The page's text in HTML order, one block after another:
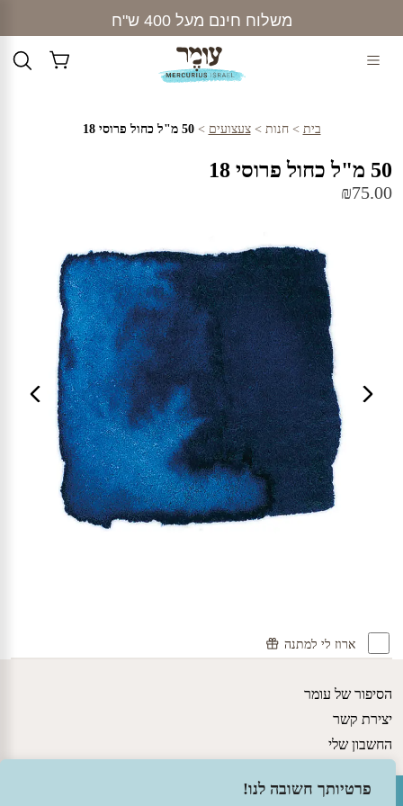
פתח סרגל נגישות
פרטיותך חשובה לנו!
content
משלוח חינם מעל 400 ש"ח
בית >חנות >צעצועים >50 מ"ל כחול פרוסי 18
50 מ"ל כחול פרוסי 18
₪75.00
ארוז לי למתנה
הסיפור של עומר
יצירת קשר
החשבון שלי
מדיניות משלוחים ותקנון האתר